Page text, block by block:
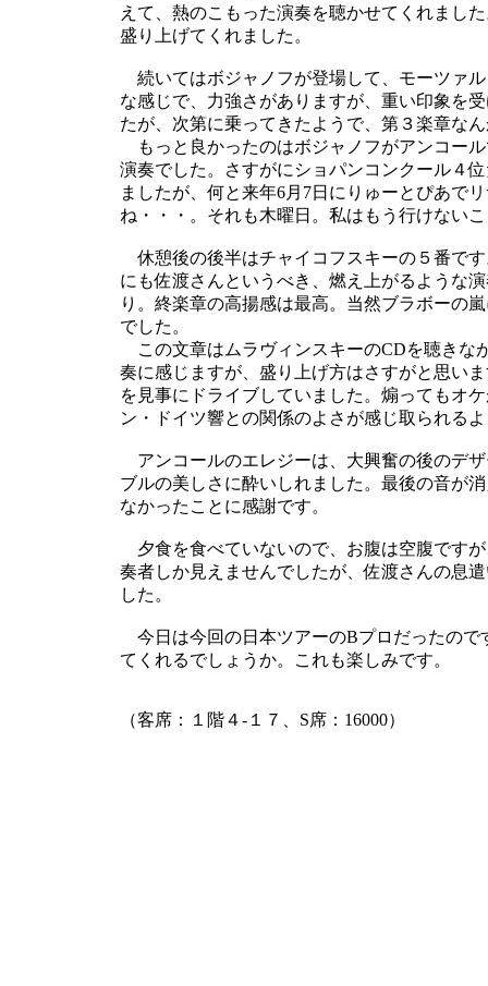
えて、熱のこもった演奏を聴かせてくれまし
盛り上げてくれました。
続いてはボジャノフが登場して、モーツァ
な感じで、力強さがありますが、重い印象を
たが、次第に乗ってきたようで、第３楽章な
もっと良かったのはボジャノフがアンコー
演奏でした。さすがにショパンコンクール４
ましたが、何と来年6月7日にりゅーとぴあで
ね・・・。それも木曜日。私はもう行けない
休憩後の後半はチャイコフスキーの５番で
にも佐渡さんというべき、燃え上がるような
り。終楽章の高揚感は最高。当然ブラボーの
でした。
この文章はムラヴィンスキーのCDを聴きな
奏に感じますが、盛り上げ方はさすがと思い
を見事にドライブしていました。煽ってもオ
ン・ドイツ響との関係のよさが感じ取られる
アンコールのエレジーは、大興奮の後のデ
ブルの美しさに酔いしれました。最後の音が
なかったことに感謝です。
夕食を食べていないので、お腹は空腹です
奏者しか見えませんでしたが、佐渡さんの息
した。
今日は今回の日本ツアーのBプロだったので
てくれるでしょうか。これも楽しみです。
（客席：１階４-１７、S席：16000）